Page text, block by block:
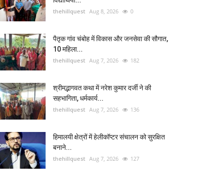
thehillquest Aug 8, 2026 0
पैतृक गांव चंबोह में विकास और जनसेवा की सौगात,
10 महिला...
thehillquest Aug 7, 2026 182
श्रीमद्भागवत कथा में नरेश कुमार दर्जी ने की
सहभागिता, धर्मकार्य...
thehillquest Aug 7, 2026 136
हिमालयी क्षेत्रों में हेलीकॉप्टर संचालन को सुरक्षित
बनाने...
thehillquest Aug 7, 2026 127